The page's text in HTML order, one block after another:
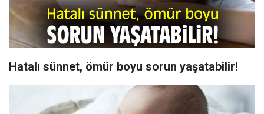
Hatalı sünnet, ömür boyu sorun yaşatabilir!